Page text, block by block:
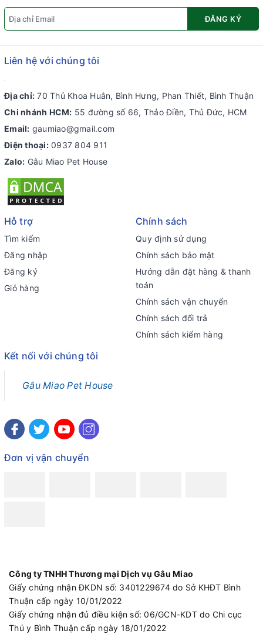
ĐĂNG KÝ
Liên hệ với chúng tôi
Địa chỉ: 70 Thủ Khoa Huân, Bình Hưng, Phan Thiết, Bình Thuận
Chi nhánh HCM: 55 đường số 66, Thảo Điền, Thủ Đức, HCM
Email: gaumiao@gmail.com
Điện thoại: 0937 804 911
Zalo: Gâu Miao Pet House
Hỗ trợ
Tìm kiếm
Đăng nhập
Đăng ký
Giỏ hàng
Chính sách
Quy định sử dụng
Chính sách bảo mật
Hướng dẫn đặt hàng & thanh
toán
Chính sách vận chuyển
Chính sách đổi trả
Chính sách kiểm hàng
Kết nối với chúng tôi
Gâu Miao Pet House
Đơn vị vận chuyển
Công ty TNHH Thương mại Dịch vụ Gâu Miao
Giấy chứng nhận ĐKDN số: 3401229674 do Sở KHĐT Bình
Thuận cấp ngày 10/01/2022
Giấy chứng nhận đủ điều kiện số: 06/GCN-KDT do Chi cục
Thú y Bình Thuận cấp ngày 18/01/2022